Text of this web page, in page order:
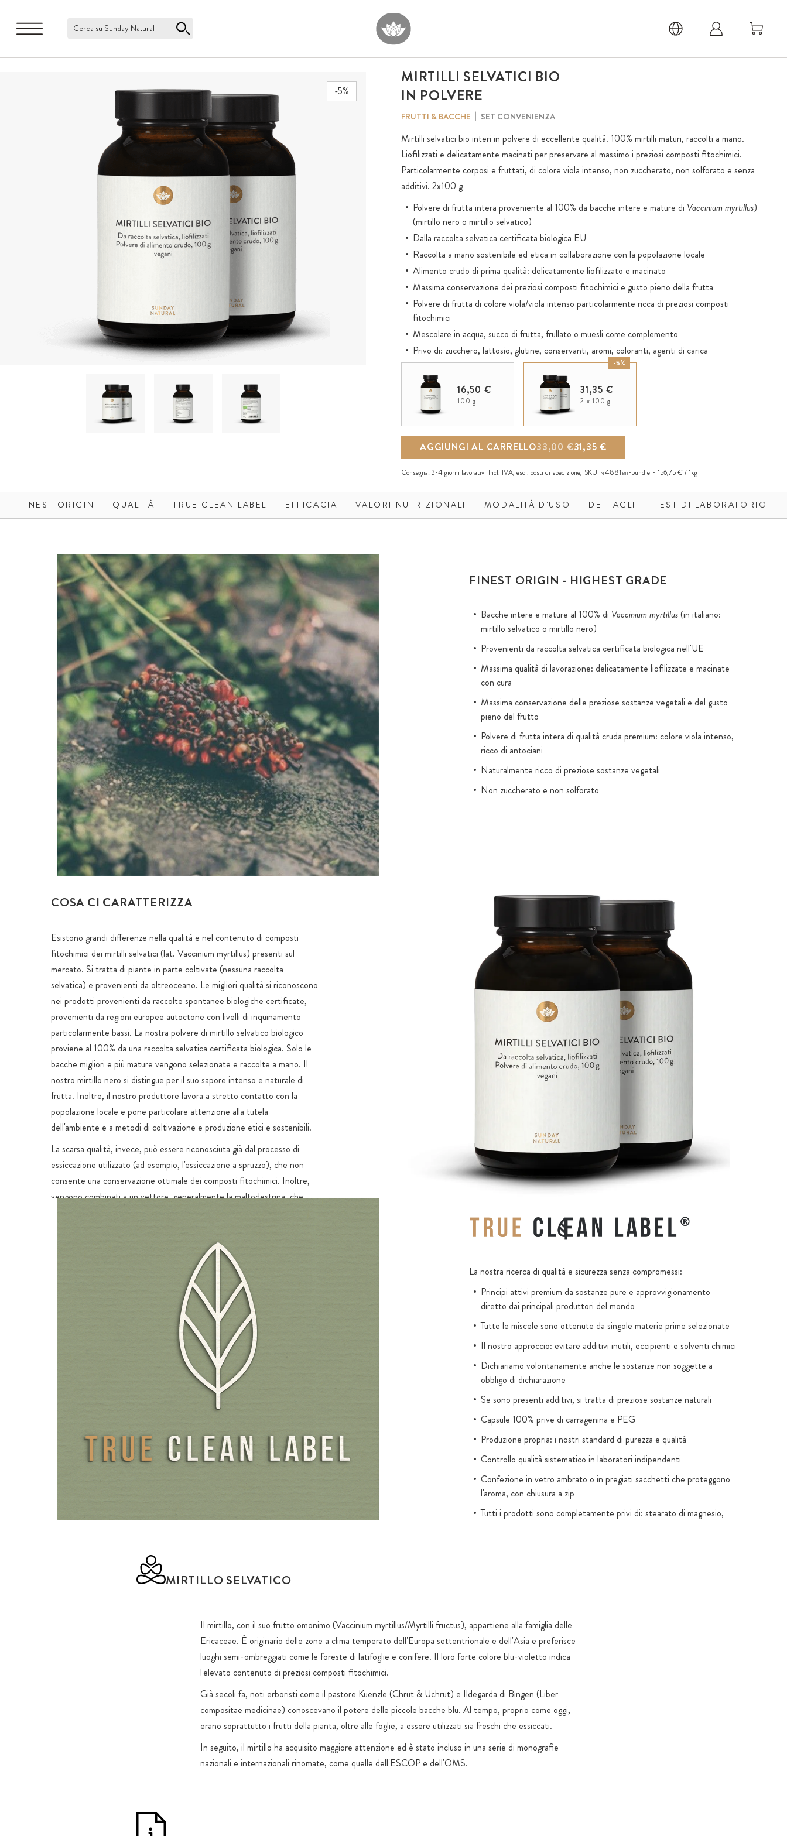
Cerca su Sunday Natural
-5%
MIRTILLI SELVATICI BIO
IN POLVERE
FRUTTI & BACCHE SET CONVENIENZA
Mirtilli selvatici bio interi in polvere di eccellente qualità. 100% mirtilli maturi, raccolti a mano.
Liofilizzati e delicatamente macinati per preservare al massimo i preziosi composti fitochimici.
Particolarmente corposi e fruttati, di colore viola intenso, non zuccherato, non solforato e senza
additivi. 2x100 g
Polvere di frutta intera proveniente al 100% da bacche intere e mature di Vaccinium myrtillus)
(mirtillo nero o mirtillo selvatico)
Dalla raccolta selvatica certificata biologica EU
Raccolta a mano sostenibile ed etica in collaborazione con la popolazione locale
Alimento crudo di prima qualità: delicatamente liofilizzato e macinato
Massima conservazione dei preziosi composti fitochimici e gusto pieno della frutta
Polvere di frutta di colore viola/viola intenso particolarmente ricca di preziosi composti
fitochimici
Mescolare in acqua, succo di frutta, frullato o muesli come complemento
Privo di: zucchero, lattosio, glutine, conservanti, aromi, coloranti, agenti di carica
16,50 €
100 g
-5%
31,35 €
2 x 100 g
AGGIUNGI AL CARRELLO 31,35 €
33,00 €
Consegna: 3-4 giorni lavorativi Incl. IVA, escl. costi di spedizione, SKU N4881 BIT-bundle 156,75 € / 1kg
FINEST ORIGIN QUALITÀ TRUE CLEAN LABEL EFFICACIA VALORI NUTRIZIONALI MODALITÀ D'USO DETTAGLI TEST DI LABORATORIO
FINEST ORIGIN - HIGHEST GRADE
Bacche intere e mature al 100% di Vaccinium myrtillus(in italiano:
mirtillo selvatico o mirtillo nero)
Provenienti da raccolta selvatica certificata biologica nell'UE
Massima qualità di lavorazione: delicatamente liofilizzate e macinate
con cura
Massima conservazione delle preziose sostanze vegetali e del gusto
pieno del frutto
Polvere di frutta intera di qualità cruda premium: colore viola intenso,
ricco di antociani
Naturalmente ricco di preziose sostanze vegetali
Non zuccherato e non solforato
COSA CI CARATTERIZZA
Esistono grandi differenze nella qualità e nel contenuto di composti
fitochimici dei mirtilli selvatici (lat. Vaccinium myrtillus) presenti sul
mercato. Si tratta di piante in parte coltivate (nessuna raccolta
selvatica) e provenienti da oltreoceano. Le migliori qualità si riconoscono
nei prodotti provenienti da raccolte spontanee biologiche certificate,
provenienti da regioni europee autoctone con livelli di inquinamento
particolarmente bassi. La nostra polvere di mirtillo selvatico biologico
proviene al 100% da una raccolta selvatica certificata biologica. Solo le
bacche migliori e più mature vengono selezionate e raccolte a mano. Il
nostro mirtillo nero si distingue per il suo sapore intenso e naturale di
frutta. Inoltre, il nostro produttore lavora a stretto contatto con la
popolazione locale e pone particolare attenzione alla tutela
dell'ambiente e a metodi di coltivazione e produzione etici e sostenibili.
La scarsa qualità, invece, può essere riconosciuta già dal processo di
essiccazione utilizzato (ad esempio, l'essiccazione a spruzzo), che non
consente una conservazione ottimale dei composti fitochimici. Inoltre,
vengono combinati a un vettore, generalmente la maltodestrina, che
l'inquinamento del suolo, l'uso di pesticidi, l'apporto del vento,
l'inquinamento delle precipitazioni e la qualità dell'acqua utilizzata.
I mirtilli coltivati disponibili in commercio, invece, derivano per lo più dal
mirtillo gigante americano (Vaccinium corymbosum), la cui polpa è di
colore chiaro e non provoca una colorazione blu in bocca quando viene
mangiato. Il contenuto di composti fitochimici è notevolmente inferiore
Per la confezione, anziché plastica, utilizziamo vetro ambrato che
protegge dalla luce e rispetta l'ambiente.
La nostra ricerca di qualità e sicurezza senza compromessi:
Principi attivi premium da sostanze pure e approvvigionamento
diretto dai principali produttori del mondo
Tutte le miscele sono ottenute da singole materie prime selezionate
Il nostro approccio: evitare additivi inutili, eccipienti e solventi chimici
Dichiariamo volontariamente anche le sostanze non soggette a
obbligo di dichiarazione
Se sono presenti additivi, si tratta di preziose sostanze naturali
Capsule 100% prive di carragenina e PEG
Produzione propria: i nostri standard di purezza e qualità
Controllo qualità sistematico in laboratori indipendenti
Confezione in vetro ambrato o in pregiati sacchetti che proteggono
l'aroma, con chiusura a zip
Tutti i prodotti sono completamente privi di: stearato di magnesio,
MIRTILLO SELVATICO
Il mirtillo, con il suo frutto omonimo (Vaccinium myrtillus/Myrtilli fructus), appartiene alla famiglia delle
Ericaceae. È originario delle zone a clima temperato dell'Europa settentrionale e dell'Asia e preferisce
luoghi semi-ombreggiati come le foreste di latifoglie e conifere. Il loro forte colore blu-violetto indica
l'elevato contenuto di preziosi composti fitochimici.
Già secoli fa, noti erboristi come il pastore Kuenzle (Chrut & Uchrut) e Ildegarda di Bingen (Liber
compositae medicinae) conoscevano il potere delle piccole bacche blu. Al tempo, proprio come oggi,
erano soprattutto i frutti della pianta, oltre alle foglie, a essere utilizzati sia freschi che essiccati.
In seguito, il mirtillo ha acquisito maggiore attenzione ed è stato incluso in una serie di monografie
nazionali e internazionali rinomate, come quelle dell'ESCOP e dell'OMS.